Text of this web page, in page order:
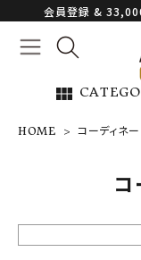
会員登録 & 33,000
view_module
NEW ARRIVAL
ARCH
HOME コーディネ
コ